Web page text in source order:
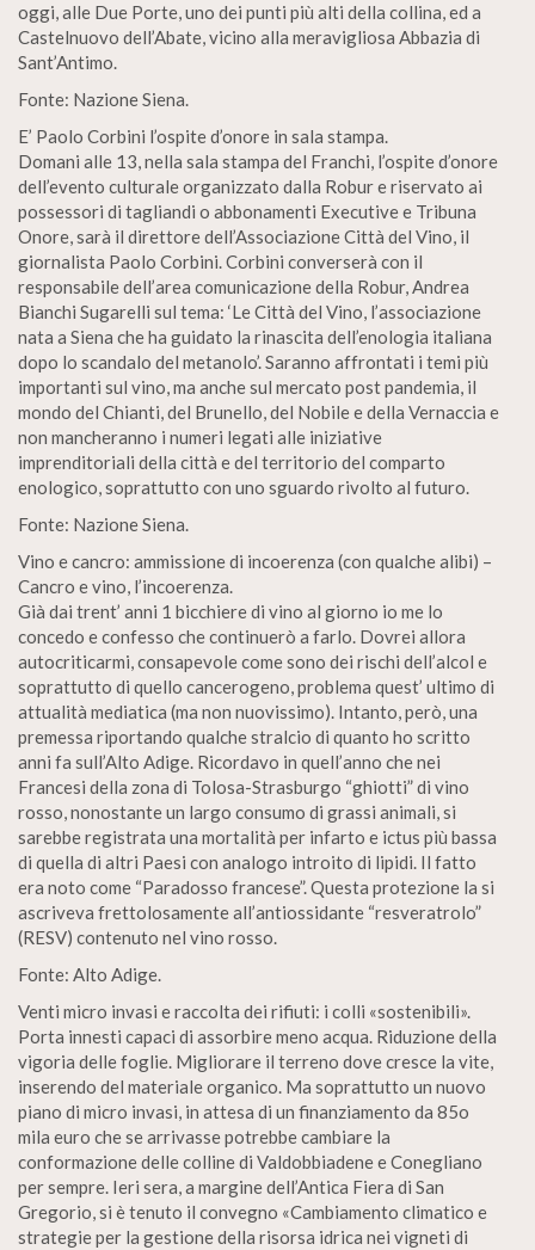
oggi, alle Due Porte, uno dei punti più alti della collina, ed a
Castelnuovo dell’Abate, vicino alla meravigliosa Abbazia di
Sant’Antimo.
Fonte: Nazione Siena.
E’ Paolo Corbini l’ospite d’onore in sala stampa.
Domani alle 13, nella sala stampa del Franchi, l’ospite d’onore
dell’evento culturale organizzato dalla Robur e riservato ai
possessori di tagliandi o abbonamenti Executive e Tribuna
Onore, sarà il direttore dell’Associazione Città del Vino, il
giornalista Paolo Corbini. Corbini converserà con il
responsabile dell’area comunicazione della Robur, Andrea
Bianchi Sugarelli sul tema: ‘Le Città del Vino, l’associazione
nata a Siena che ha guidato la rinascita dell’enologia italiana
dopo lo scandalo del metanolo’. Saranno affrontati i temi più
importanti sul vino, ma anche sul mercato post pandemia, il
mondo del Chianti, del Brunello, del Nobile e della Vernaccia e
non mancheranno i numeri legati alle iniziative
imprenditoriali della città e del territorio del comparto
enologico, soprattutto con uno sguardo rivolto al futuro.
Fonte: Nazione Siena.
Vino e cancro: ammissione di incoerenza (con qualche alibi) –
Cancro e vino, l’incoerenza.
Già dai trent’ anni 1 bicchiere di vino al giorno io me lo
concedo e confesso che continuerò a farlo. Dovrei allora
autocriticarmi, consapevole come sono dei rischi dell’alcol e
soprattutto di quello cancerogeno, problema quest’ ultimo di
attualità mediatica (ma non nuovissimo). Intanto, però, una
premessa riportando qualche stralcio di quanto ho scritto
anni fa sull’Alto Adige. Ricordavo in quell’anno che nei
Francesi della zona di Tolosa-Strasburgo “ghiotti” di vino
rosso, nonostante un largo consumo di grassi animali, si
sarebbe registrata una mortalità per infarto e ictus più bassa
di quella di altri Paesi con analogo introito di lipidi. Il fatto
era noto come “Paradosso francese”. Questa protezione la si
ascriveva frettolosamente all’antiossidante “resveratrolo”
(RESV) contenuto nel vino rosso.
Fonte: Alto Adige.
Venti micro invasi e raccolta dei rifiuti: i colli «sostenibili».
Porta innesti capaci di assorbire meno acqua. Riduzione della
vigoria delle foglie. Migliorare il terreno dove cresce la vite,
inserendo del materiale organico. Ma soprattutto un nuovo
piano di micro invasi, in attesa di un finanziamento da 85o
mila euro che se arrivasse potrebbe cambiare la
conformazione delle colline di Valdobbiadene e Conegliano
per sempre. Ieri sera, a margine dell’Antica Fiera di San
Gregorio, si è tenuto il convegno «Cambiamento climatico e
strategie per la gestione della risorsa idrica nei vigneti di